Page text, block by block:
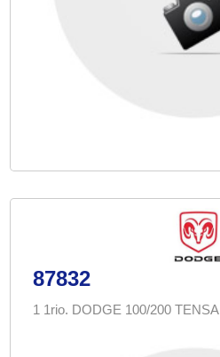
87832
1 1rio. DODGE 100/200 TENSA